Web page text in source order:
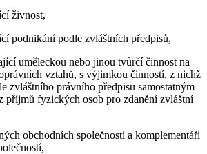
živnost,
podnikání podle zvláštních předpisů,
uměleckou nebo jinou tvůrčí činnost na
vztahů, s výjimkou činností, z nichž
zvláštního právního předpisu samostatným
příjmů fyzických osob pro zdanění zvláštní
obchodních společností a komplementáři